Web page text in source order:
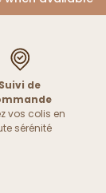
Suivi de
vos colis en
sérénité